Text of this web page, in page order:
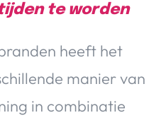
te worden
heeft het
manier van
in combinatie